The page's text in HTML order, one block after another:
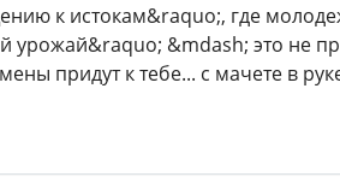
к истокам&raquo;, где
урожай&raquo; &mdash; это не
придут к тебе... с мачете в